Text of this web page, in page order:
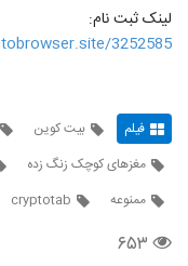
لینک ثبت نام:
3252585
فیلم بیت کوین
مغزهای کوچک زنگ زده
ممنوعه
cryptotab
۶۵۳